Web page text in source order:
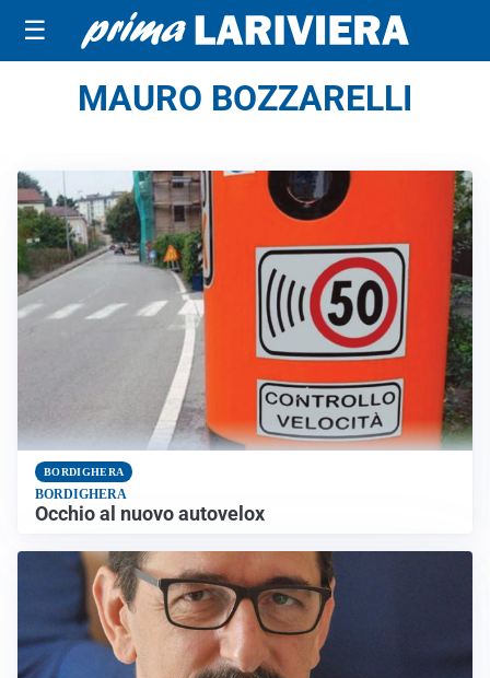
☰
MAURO BOZZARELLI
BORDIGHERA
BORDIGHERA
Occhio al nuovo autovelox